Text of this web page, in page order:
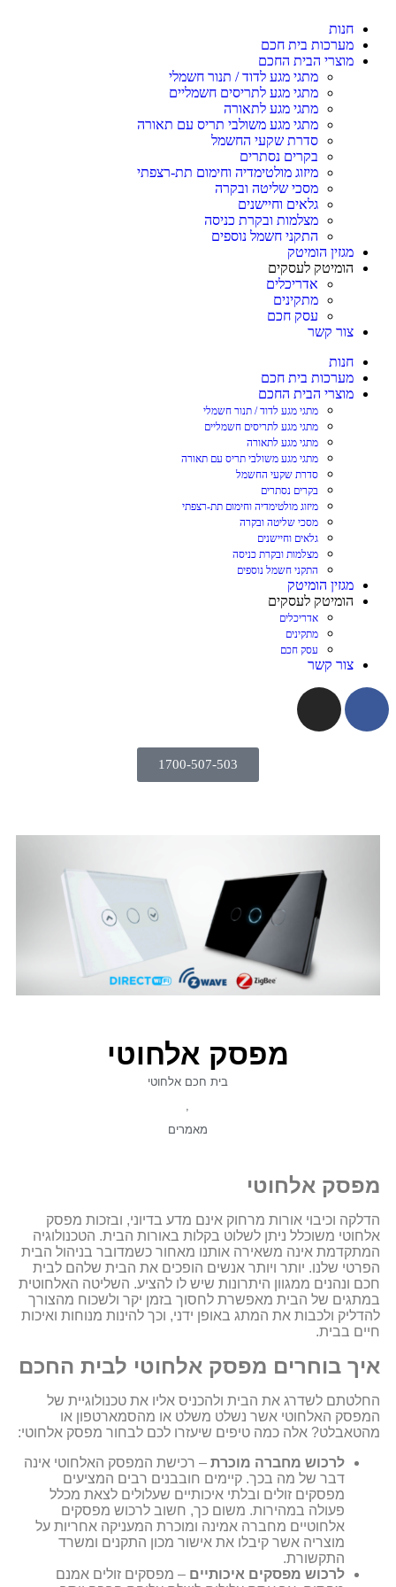
חנות
מערכות בית חכם
מוצרי הבית החכם
מתגי מגע לדוד / תנור חשמלי
מתגי מגע לתריסים חשמליים
מתגי מגע לתאורה
מתגי מגע משולבי תריס עם תאורה
סדרת שקעי החשמל
בקרים נסתרים
מיזוג מולטימדיה וחימום תת-רצפתי
מסכי שליטה ובקרה
גלאים וחיישנים
מצלמות ובקרת כניסה
התקני חשמל נוספים
מגזין הומיטק
הומיטק לעסקים
אדריכלים
מתקינים
עסק חכם
צור קשר
חנות
מערכות בית חכם
מוצרי הבית החכם
מתגי מגע לדוד / תנור חשמלי
מתגי מגע לתריסים חשמליים
מתגי מגע לתאורה
מתגי מגע משולבי תריס עם תאורה
סדרת שקעי החשמל
בקרים נסתרים
מיזוג מולטימדיה וחימום תת-רצפתי
מסכי שליטה ובקרה
גלאים וחיישנים
מצלמות ובקרת כניסה
התקני חשמל נוספים
מגזין הומיטק
הומיטק לעסקים
אדריכלים
מתקינים
עסק חכם
צור קשר
1700-507-503
מפסק אלחוטי
בית חכם אלחוטי
מאמרים
מפסק אלחוטי
הדלקה וכיבוי אורות מרחוק אינם מדע בדיוני, ובזכות מפסק
אלחוטי משוכלל ניתן לשלוט בקלות באורות הבית. הטכנולוגיה
המתקדמת אינה משאירה אותנו מאחור כשמדובר בניהול הבית
הפרטי שלנו. יותר ויותר אנשים הופכים את הבית שלהם לבית
חכם ונהנים ממגוון היתרונות שיש לו להציע. השליטה האלחוטית
במתגים של הבית מאפשרת לחסוך בזמן יקר ולשכוח מהצורך
להדליק ולכבות את המתג באופן ידני, וכך להינות מנוחות ואיכות
חיים בבית.
איך בוחרים מפסק אלחוטי לבית החכם
החלטתם לשדרג את הבית ולהכניס אליו את טכנולוגיית של
המפסק האלחוטי אשר נשלט משלט או מהסמארטפון או
מהטאבלט? אלה כמה טיפים שיעזרו לכם לבחור מפסק אלחוטי:
לרכוש מחברה מוכרת – רכישת המפסק האלחוטי אינה
דבר של מה בכך. קיימים חובבנים רבים המציעים
מפסקים זולים ובלתי איכותיים שעלולים לצאת מכלל
פעולה במהירות. משום כך, חשוב לרכוש מפסקים
אלחוטיים מחברה אמינה ומוכרת המעניקה אחריות על
מוצריה אשר קיבלו את אישור מכון התקנים ומשרד
התקשורת.
לרכוש מפסקים איכותיים – מפסקים זולים אמנם